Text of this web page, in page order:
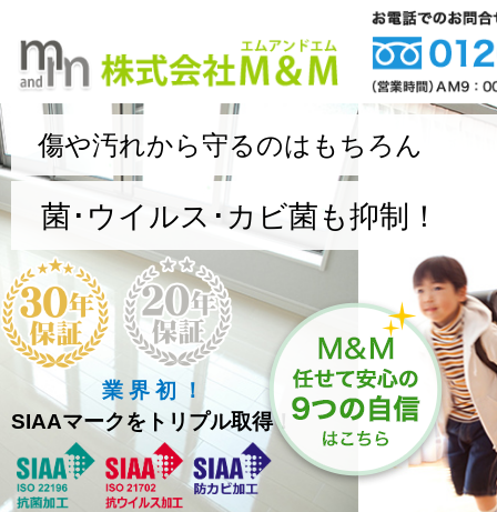
傷や汚れから守るのはもちろん
菌･ウイルス･カビ菌も抑制！
業 界 初 ！
SIAAマークをトリプル取得！